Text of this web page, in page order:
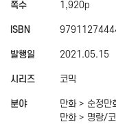
쪽수 1,920p
ISBN
발행일 2021.05.15
시리즈 코믹
분야
만화 > 순정만
만화 > 명랑/